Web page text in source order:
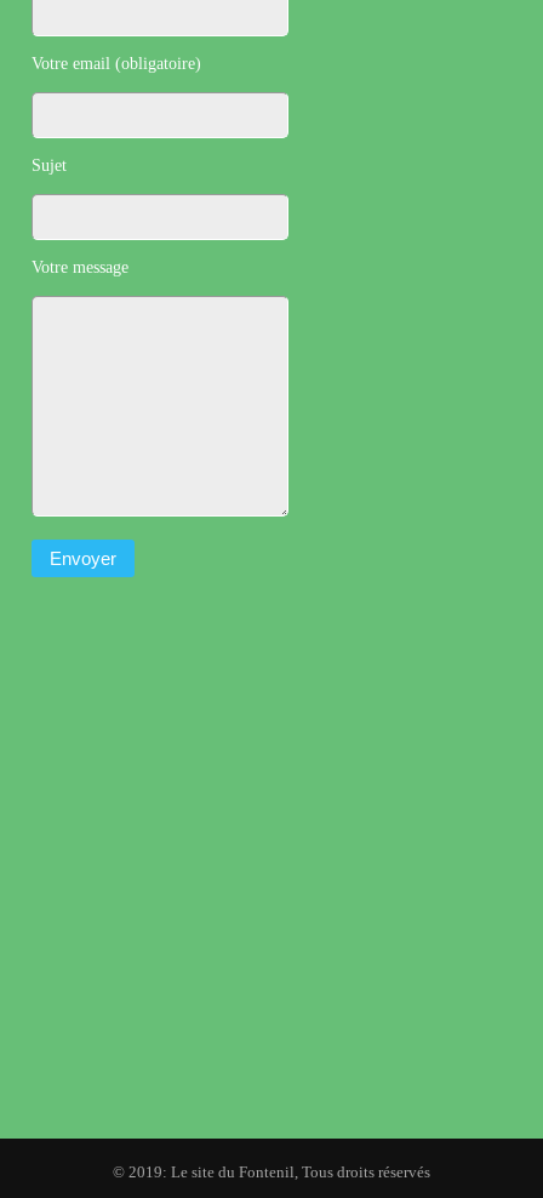
Votre email (obligatoire)
Sujet
Votre message
© 2019: Le site du Fontenil, Tous droits réservés